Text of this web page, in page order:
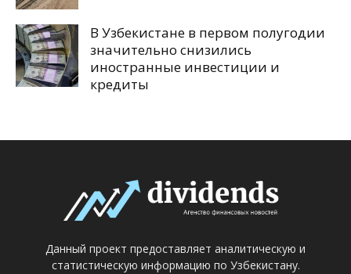
В Узбекистане в первом полугодии
значительно снизились
иностранные инвестиции и
кредиты
Данный проект предоставляет аналитическую и
статистическую информацию по Узбекистану.